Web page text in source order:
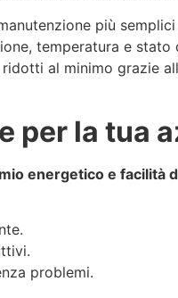
più
temperatura e
al minimo grazie
per la tua
energetico e facilità
problemi.